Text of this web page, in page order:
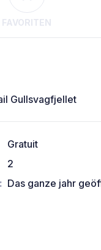
FAVORITEN
Gullsvagfjellet
Gratuit
2
Das ganze jahr